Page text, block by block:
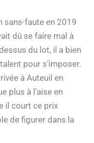
sans-faute en 2019
dû se faire mal à
du lot, il a bien
pour s’imposer.
à Auteuil en
plus à l’aise en
il court ce prix
de figurer dans la